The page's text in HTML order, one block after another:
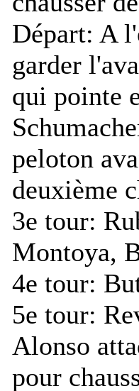
Départ: A
garder
qui pointe
peloton
deuxième
3e tour:
Montoya,
4e tour:
5e tour:
Alonso
pour